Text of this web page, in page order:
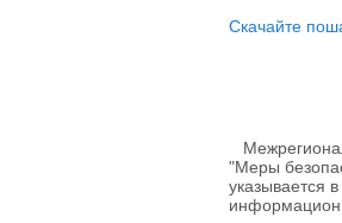
Скачайте
"Меры
указывается